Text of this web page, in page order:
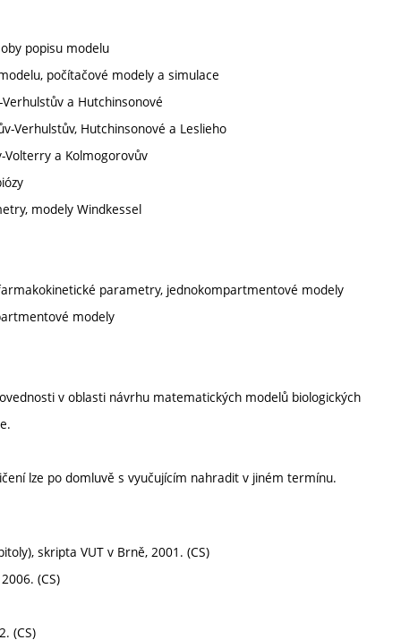
popisu modelu
počítačové modely a simulace
a Hutchinsonové
Verhulstův, Hutchinsonové a Leslieho
Volterry a Kolmogorovův
modely Windkessel
parametry, jednokompartmentové modely
modely
v oblasti návrhu matematických modelů biologických
lze po domluvě s vyučujícím nahradit v jiném termínu.
skripta VUT v Brně, 2001. (CS)
(CS)
(CS)